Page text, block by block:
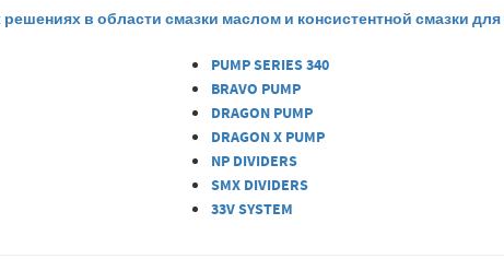
в области смазки маслом и консистентной смазки
PUMP SERIES 340
BRAVO PUMP
DRAGON PUMP
DRAGON X PUMP
NP DIVIDERS
SMX DIVIDERS
33V SYSTEM